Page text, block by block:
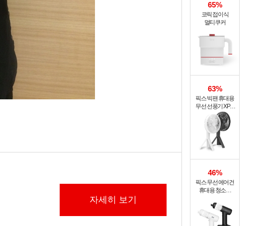
자세히 보기
65%
코릭 접이식
멀티쿠커
63%
픽스 빅팬 휴대용
무선 선풍기 XPF-
702
46%
픽스 무선 에어건
휴대용 청소기